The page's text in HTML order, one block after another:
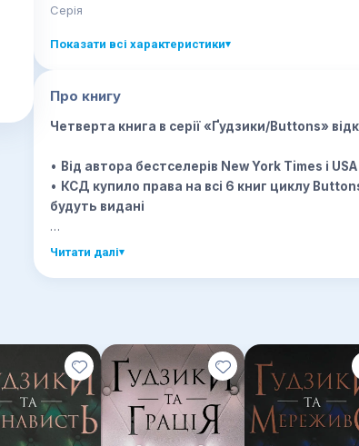
Серія
Показати всі характеристики▾
Про книгу
Четверта книга в серії «Ґудзики/Buttons»
• Від автора бестселерів New York Times і
• КСД купило права на всі 6 книг циклу
будуть видані
Здавалося б, у житті Кроу й Перл нарешті
чергового, іще небезпечнішого, монстра: новий
із торгівлею людьми. І лише від чарівної
молодшого Барчетті - людяність чи прагнення
Читати далі▾